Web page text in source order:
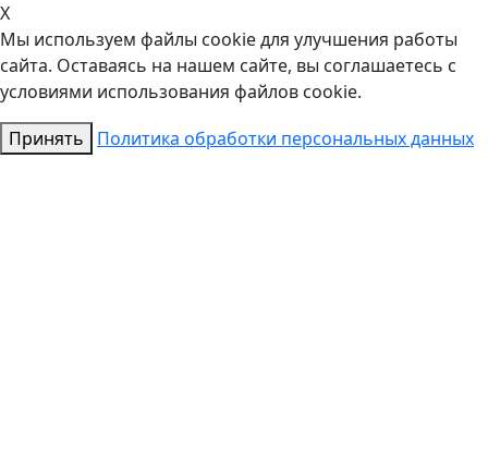
X
Мы используем файлы cookie для улучшения работы
сайта. Оставаясь на нашем сайте, вы соглашаетесь с
условиями использования файлов cookie.
Принять
Политика обработки персональных данных